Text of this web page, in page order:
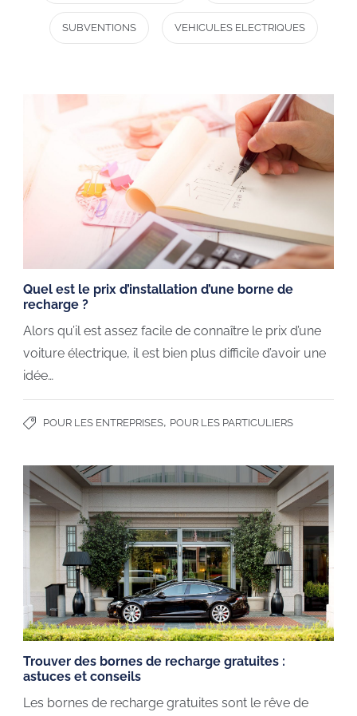
SUBVENTIONS VEHICULES ELECTRIQUES
Quel est le prix d’installation d’une borne de
recharge ?
Alors qu’il est assez facile de connaître le prix d’une
voiture électrique, il est bien plus difficile d’avoir une
idée…
POUR LES ENTREPRISES, POUR LES PARTICULIERS
Trouver des bornes de recharge gratuites :
astuces et conseils
Les bornes de recharge gratuites sont le rêve de